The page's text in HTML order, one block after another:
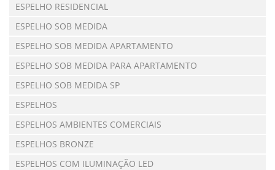
ESPELHO RESIDENCIAL
ESPELHO SOB MEDIDA
ESPELHO SOB MEDIDA APARTAMENTO
ESPELHO SOB MEDIDA PARA APARTAMENTO
ESPELHO SOB MEDIDA SP
ESPELHOS
ESPELHOS AMBIENTES COMERCIAIS
ESPELHOS BRONZE
ESPELHOS COM ILUMINAÇÃO LED